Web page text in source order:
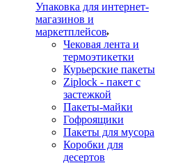
Упаковка для интернет-
магазинов и
маркетплейсов
Чековая лента и
термоэтикетки
Курьерские пакеты
Ziplock - пакет с
застежкой
Пакеты-майки
Гофроящики
Пакеты для мусора
Коробки для
десертов